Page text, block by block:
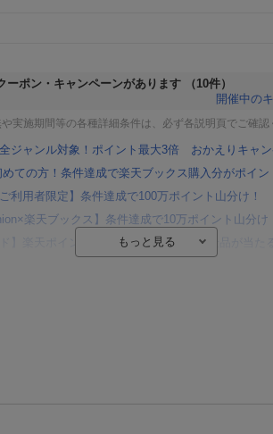
ーポン・キャンペーンがあります
（10件）
開催中の
実施期間等の各種詳細条件は、必ず各説明頁でご確認
全ジャンル対象！ポイント最大3倍 おかえりキャ
めての方！条件達成で楽天ブックス購入分がポイン
利用者限定】条件達成で100万ポイント山分け！
楽天ブックス】条件達成で10万ポイント山分け
】楽天ポイントもらえる＆抽選で豪華景品が当た